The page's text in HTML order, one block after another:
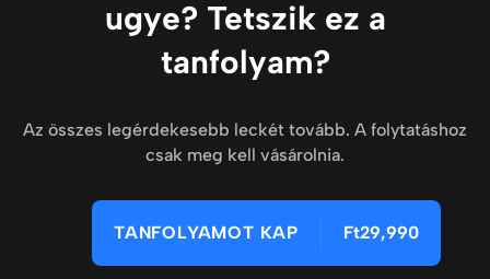
ugye? Tetszik ez a
tanfolyam?
Az összes legérdekesebb leckét tovább. A folytatáshoz
csak meg kell vásárolnia.
TANFOLYAMOT KAP Ft29,990